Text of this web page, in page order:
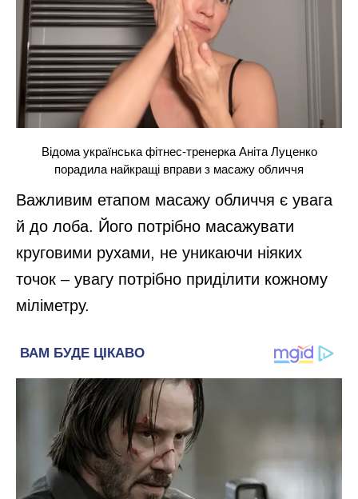
Відома українська фітнес-тренерка Аніта Луценко
порадила найкращі вправи з масажу обличчя
Важливим етапом масажу обличчя є увага
й до лоба. Його потрібно масажувати
круговими рухами, не уникаючи ніяких
точок – увагу потрібно приділити кожному
міліметру.